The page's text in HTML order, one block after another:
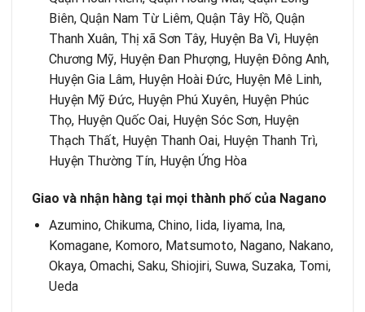
Biên, Quận Nam Từ Liêm, Quận Tây Hồ, Quận
Thanh Xuân, Thị xã Sơn Tây, Huyện Ba Vì, Huyện
Chương Mỹ, Huyện Đan Phượng, Huyện Đông Anh,
Huyện Gia Lâm, Huyện Hoài Đức, Huyện Mê Linh,
Huyện Mỹ Đức, Huyện Phú Xuyên, Huyện Phúc
Thọ, Huyện Quốc Oai, Huyện Sóc Sơn, Huyện
Thạch Thất, Huyện Thanh Oai, Huyện Thanh Trì,
Huyện Thường Tín, Huyện Ứng Hòa
Giao và nhận hàng tại mọi thành phố của Nagano
Azumino, Chikuma, Chino, Iida, Iiyama, Ina,
Komagane, Komoro, Matsumoto, Nagano, Nakano,
Okaya, Omachi, Saku, Shiojiri, Suwa, Suzaka, Tomi,
Ueda